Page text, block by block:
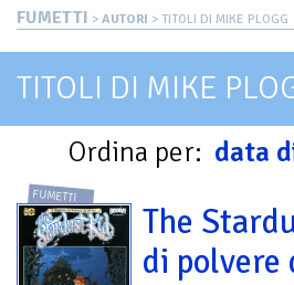
FUMETTI > AUTORI > TITOLI DI MIKE PLOGG
TITOLI DI MIKE
Ordina per: data
FUMETTI
The
di polvere